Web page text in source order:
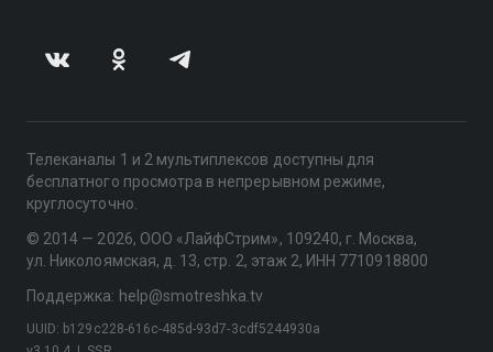
Телеканалы 1 и 2 мультиплексов доступны для
бесплатного просмотра в непрерывном режиме,
круглосуточно.
© 2014 — 2026, ООО «ЛайфСтрим», 109240, г. Москва,
ул. Николоямская, д. 13, стр. 2, этаж 2, ИНН 7710918800
Поддержка: help@smotreshka.tv
UUID: b129c228-616c-485d-93d7-3cdf5244930a